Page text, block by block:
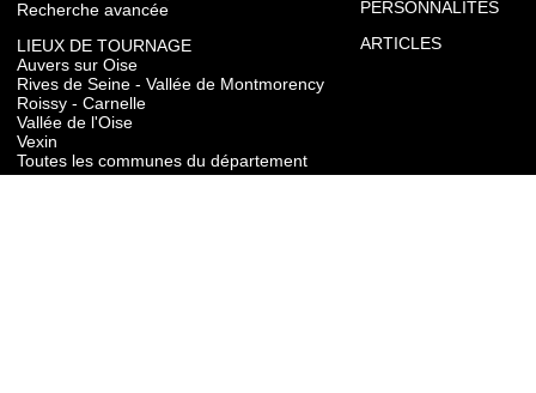
Recherche avancée
LIEUX DE TOURNAGE
Auvers sur Oise
Rives de Seine - Vallée de Montmorency
Roissy - Carnelle
Vallée de l'Oise
Vexin
Toutes les communes du département
PERSONNALITÉS
ARTICLES